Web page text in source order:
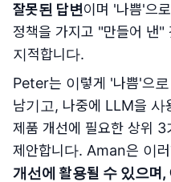
잘못된 답변 이며 '나쁨'으
정책을 가지고 "만들어 낸
지적합니다.
Peter는 이렇게 '나쁨'으
남기고, 나중에 LLM을 사
제품 개선에 필요한 상위
제안합니다. Aman은 이
개선에 활용될 수 있으며